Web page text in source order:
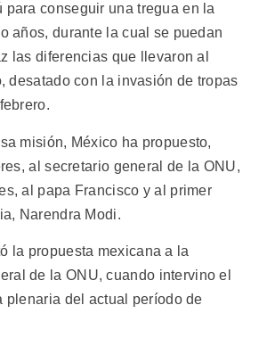
para conseguir una tregua en la
años, durante la cual se puedan
las diferencias que llevaron al
desatado con la invasión de tropas
misión, México ha propuesto,
al secretario general de la ONU,
al papa Francisco y al primer
Narendra Modi.
la propuesta mexicana a la
de la ONU, cuando intervino el
plenaria del actual período de